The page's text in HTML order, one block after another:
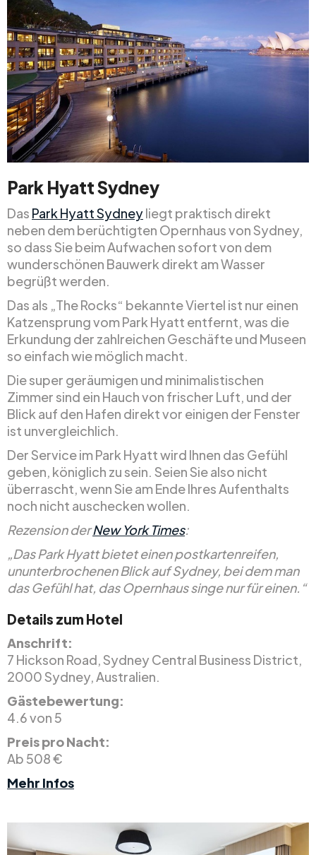
Park Hyatt Sydney
Das Park Hyatt Sydneyliegt praktisch direkt
neben dem berüchtigten Opernhaus von Sydney,
so dass Sie beim Aufwachen sofort von dem
wunderschönen Bauwerk direkt am Wasser
begrüßt werden.
Das als „The Rocks“ bekannte Viertel ist nur einen
Katzensprung vom Park Hyatt entfernt, was die
Erkundung der zahlreichen Geschäfte und Museen
so einfach wie möglich macht.
Die super geräumigen und minimalistischen
Zimmer sind ein Hauch von frischer Luft, und der
Blick auf den Hafen direkt vor einigen der Fenster
ist unvergleichlich.
Der Service im Park Hyatt wird Ihnen das Gefühl
geben, königlich zu sein. Seien Sie also nicht
überrascht, wenn Sie am Ende Ihres Aufenthalts
noch nicht auschecken wollen.
Rezension derNew York Times:
„Das Park Hyatt bietet einen postkartenreifen,
ununterbrochenen Blick auf Sydney, bei dem man
das Gefühl hat, das Opernhaus singe nur für einen.“
Details zum Hotel
Anschrift:
7 Hickson Road, Sydney Central Business District,
2000 Sydney, Australien.
Gästebewertung:
4.6 von 5
Preis pro Nacht:
Ab 508 €
Mehr Infos